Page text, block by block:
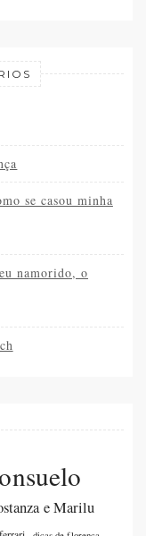
se casou minha
namorido, o
e Marilu